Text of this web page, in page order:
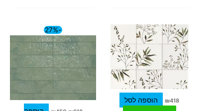
₪418
הוספה לסל
-27%
המחיר
המקורי
היה:
₪618.
המחיר
הנוכחי
הוא:
₪450.